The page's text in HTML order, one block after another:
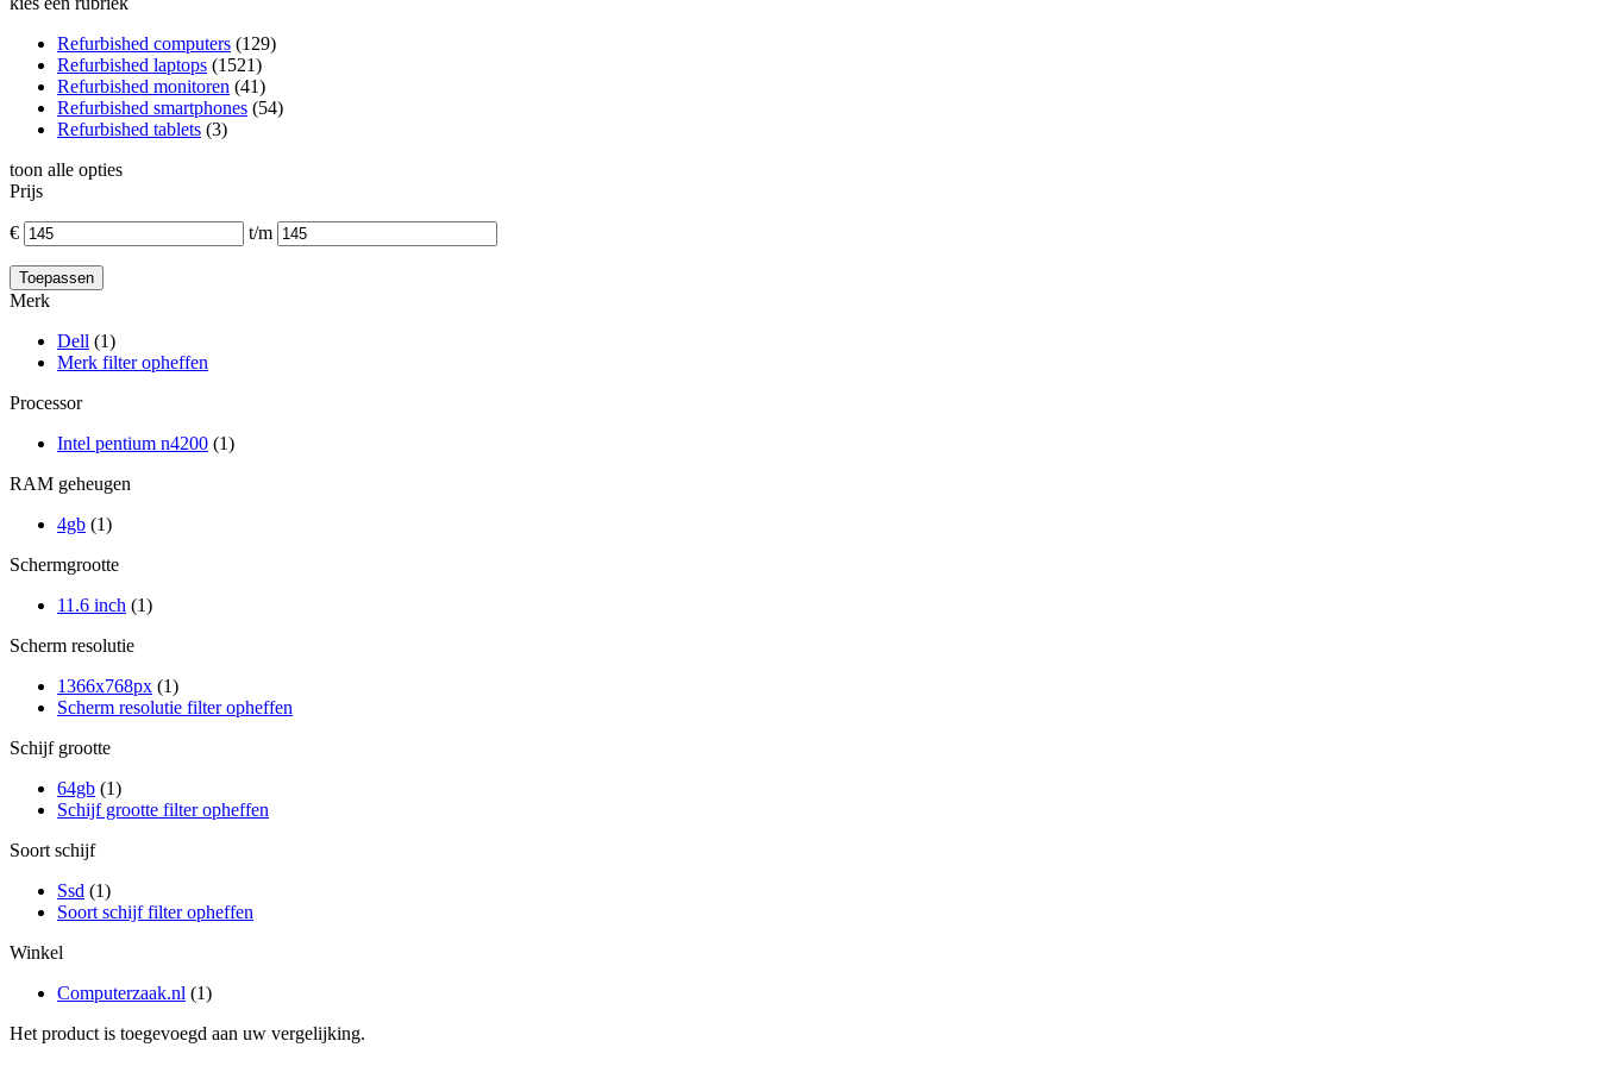
Refurbished computers (129)
Refurbished laptops (1521)
Refurbished monitoren (41)
Refurbished smartphones (54)
Refurbished tablets (3)
toon alle opties
Prijs
€ t/m
Merk
Dell (1)
Merk filter opheffen
Processor
Intel pentium n4200 (1)
RAM geheugen
4gb (1)
Schermgrootte
11.6 inch (1)
Scherm resolutie
1366x768px (1)
Scherm resolutie filter opheffen
Schijf grootte
64gb (1)
Schijf grootte filter opheffen
Soort schijf
Ssd (1)
Soort schijf filter opheffen
Winkel
Computerzaak.nl (1)
Het product is toegevoegd aan uw vergelijking.